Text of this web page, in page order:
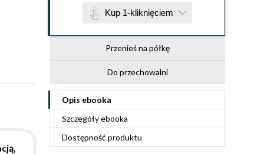
Kup 1-kliknięciem
Przenieś na półkę
Do przechowalni
Opis ebooka
Szczegółyebooka
Dostępność produktu